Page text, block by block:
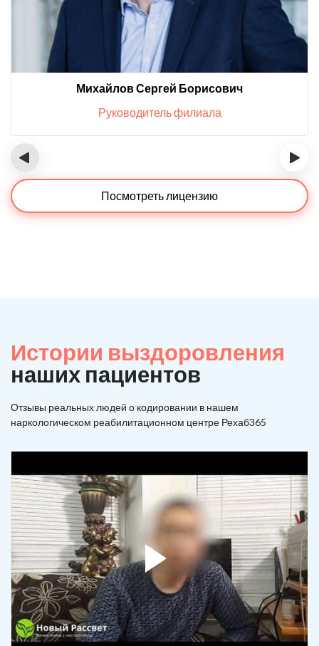
Михайлов Сергей Борисович
Руководитель филиала
‹ ›
Посмотреть лицензию
Истории выздоровления
наших пациентов
Отзывы реальных людей о кодировании в нашем
наркологическом реабилитационном центре Рехаб365